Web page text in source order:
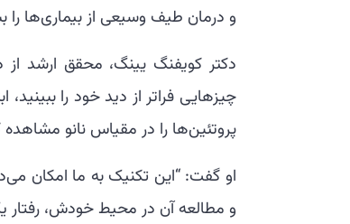
و درمان طیف وسیعی از بیماری‌ها را
دکتر کویفنگ یینگ، محقق ارشد از
چیزهایی فراتر از دید خود را
پروتئین‌ها را در مقیاس نانو مشاهده
او گفت: “این تکنیک به ما امکان
و مطالعه آن در محیط خودش، رفتار